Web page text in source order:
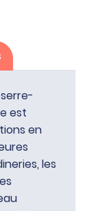
est
en
les